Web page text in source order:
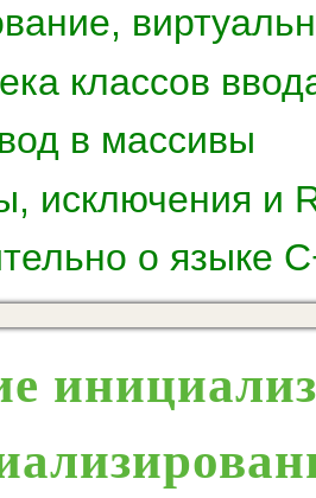
классов
в массивы
исключения и
о языке